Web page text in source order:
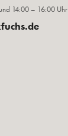
14:00 – 16:00 Uhr